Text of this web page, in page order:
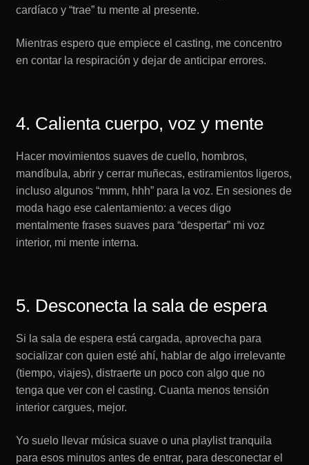
cardíaco y “trae” tu mente al presente.
Mientras espero que empiece el casting, me concentro
en contar la respiración y dejar de anticipar errores.
4. Calienta cuerpo, voz y mente
Hacer movimientos suaves de cuello, hombros,
mandíbula, abrir y cerrar muñecas, estiramientos ligeros,
incluso algunos “mmm, hhh” para la voz. En sesiones de
moda hago ese calentamiento: a veces digo
mentalmente frases suaves para “despertar” mi voz
interior, mi mente interna.
5. Desconecta la sala de espera
Si la sala de espera está cargada, aprovecha para
socializar con quien esté ahí, hablar de algo irrelevante
(tiempo, viajes), distraerte un poco con algo que no
tenga que ver con el casting. Cuanta menos tensión
interior cargues, mejor.
Yo suelo llevar música suave o una playlist tranquila
para esos minutos antes de entrar, para desconectar el